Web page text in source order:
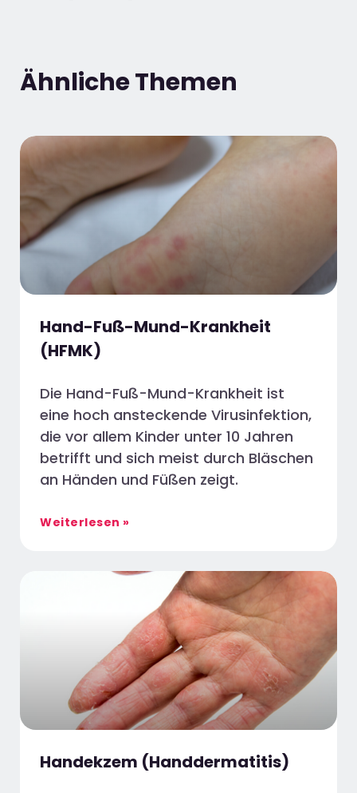
Ähnliche Themen
Hand-Fuß-Mund-Krankheit
(HFMK)
Die Hand-Fuß-Mund-Krankheit ist
eine hoch ansteckende Virusinfektion,
die vor allem Kinder unter 10 Jahren
betrifft und sich meist durch Bläschen
an Händen und Füßen zeigt.
Weiterlesen »
Handekzem (Handdermatitis)